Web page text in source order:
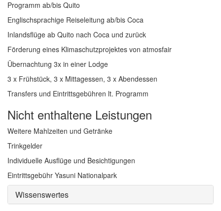
Programm ab/bis Quito
Englischsprachige Reiseleitung ab/bis Coca
Inlandsflüge ab Quito nach Coca und zurück
Förderung eines Klimaschutzprojektes von atmosfair
Übernachtung 3x in einer Lodge
3 x Frühstück, 3 x Mittagessen, 3 x Abendessen
Transfers und Eintrittsgebühren lt. Programm
Nicht enthaltene Leistungen
Weitere Mahlzeiten und Getränke
Trinkgelder
Individuelle Ausflüge und Besichtigungen
Eintrittsgebühr Yasuni Nationalpark
Wissenswertes